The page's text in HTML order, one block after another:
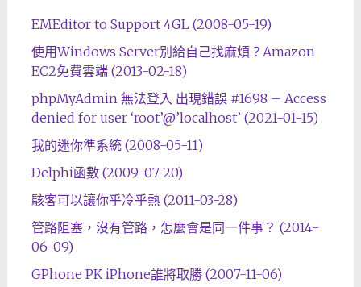
EMEditor to Support 4GL (2008-05-19)
使用Windows Server別給自己找麻煩？Amazon
EC2免費雲端 (2013-02-18)
phpMyAdmin 無法登入 出現錯誤 #1698 – Access
denied for user ‘root’@’localhost’ (2021-01-15)
我的迷你準系統 (2008-05-11)
Delphi函數 (2009-07-20)
駭客可以讓你乎冷乎熱 (2011-03-28)
管路阻塞，沒有管路，怎麼會是同一件事？ (2014-
06-09)
GPhone PK iPhone誰將取勝 (2007-11-06)